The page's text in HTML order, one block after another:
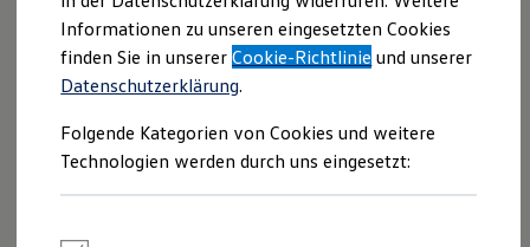
Volkswagen Marktplatz
Die ENERGY Sondermodelle
Junge Gebrauchtwagen und Gebrauchtwagen
Volkswagen Zertifizierte Gebrauchtwagen
Elektromobilität bei Gebrauchtwagen
Saisonangebote
Reifenpakete
Leasing
Leasing-Angebote
Babyschale für Neugeborene bis hin zu Kindersitzen für
größere Fahrgäste bis zu 12 Jahren und ca. 35 kg.
Kindersitz „i-SIZE Babyschale“ (ab Geburt, bis 83
Kindersitz „i-SIZE Dualfix“ (ab Geburt, bis 105
Informationen zu unseren eingesetzten Cookies
finden Sie in unsererCookie-Richtlinie und unserer
Datenschutzerklärung.
Folgende Kategorien von Cookies und weitere
Technologien werden durch uns eingesetzt: